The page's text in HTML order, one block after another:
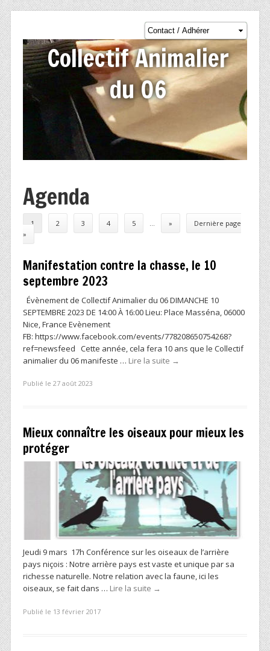
Collectif Animalier
du 06
Agenda
Post navigation
1 2 3 4 5 »
Dernière page
»
Manifestation contre la chasse, le 10
septembre 2023
Évènement de Collectif Animalier du 06 DIMANCHE 10
SEPTEMBRE 2023 DE 14:00 À 16:00 Lieu: Place Masséna, 06000
Nice, France Evènement
FB: https://www.facebook.com/events/778208650754268?
ref=newsfeed Cette année, cela fera 10 ans que le Collectif
animalier du 06 manifeste … Lire la suite →
Publié le 27 août 2023
Mieux connaître les oiseaux pour mieux les
protéger
Jeudi 9 mars 17h Conférence sur les oiseaux de l’arrière
pays niçois : Notre arrière pays est vaste et unique par sa
richesse naturelle. Notre relation avec la faune, ici les
oiseaux, se fait dans … Lire la suite →
Publié le 13 février 2017